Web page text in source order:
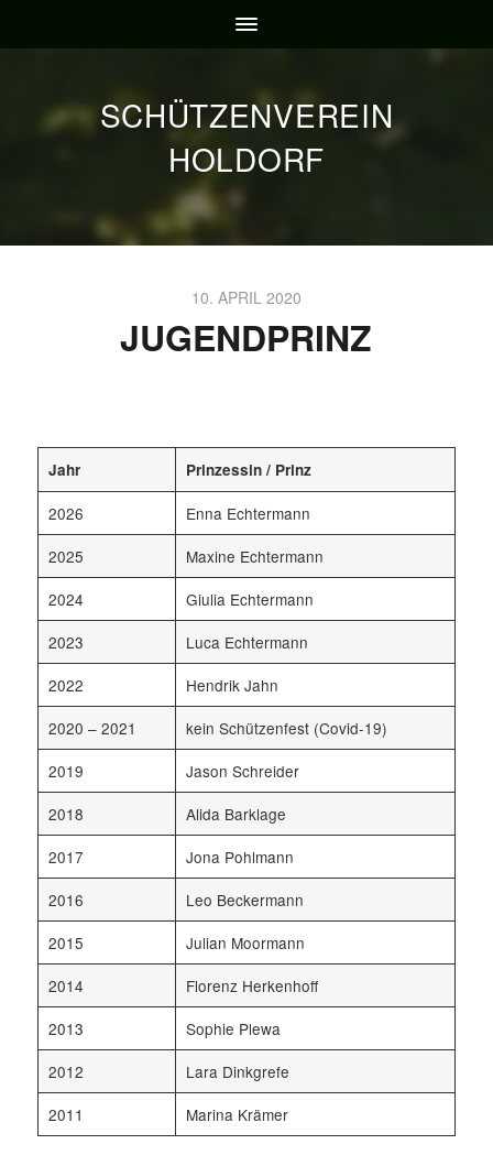
SCHÜTZENVEREIN
HOLDORF
10. APRIL 2020
JUGENDPRINZ
Jahr Prinzessin / Prinz
2026
Enna Echtermann
2025
Maxine Echtermann
2024
Giulia Echtermann
2023
Luca Echtermann
2022
Hendrik Jahn
2020 – 2021
kein Schützenfest (Covid-19)
2019
Jason Schreider
2018
Alida Barklage
2017
Jona Pohlmann
2016
Leo Beckermann
2015
Julian Moormann
2014
Florenz Herkenhoff
2013
Sophie Plewa
2012
Lara Dinkgrefe
2011
Marina Krämer